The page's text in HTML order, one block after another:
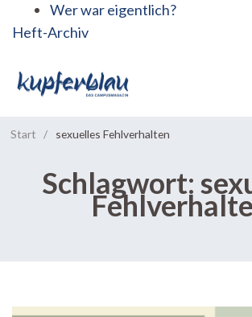
Wer war eigentlich?
Heft-Archiv
Start / sexuelles Fehlverhalten
Schlagwort: